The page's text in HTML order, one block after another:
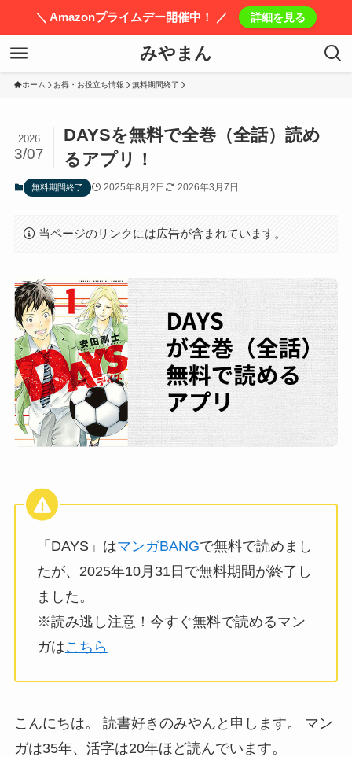
＼ Amazonプライムデー開催中！ ／ 詳細を見る
みやまん
ホーム お得・お役立ち情報 無料期間終了
DAYSを無料で全巻（全話）読め
るアプリ！
2026
3/07
無料期間終了 2025年8月2日 2026年3月7日
当ページのリンクには広告が含まれています。
「DAYS」はマンガBANGで無料で読めまし
たが、2025年10月31日で無料期間が終了し
ました。
※読み逃し注意！今すぐ無料で読めるマン
ガはこちら
こんにちは。 読書好きのみやんと申します。 マン
ガは35年、活字は20年ほど読んでいます。